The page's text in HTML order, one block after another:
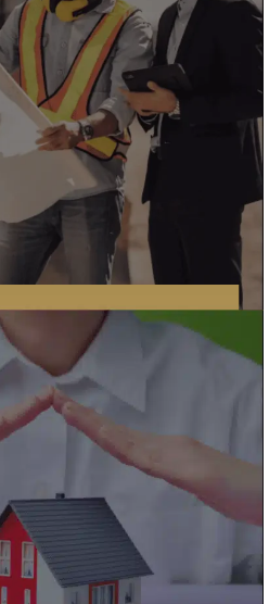
en
indebida entrega
comunes